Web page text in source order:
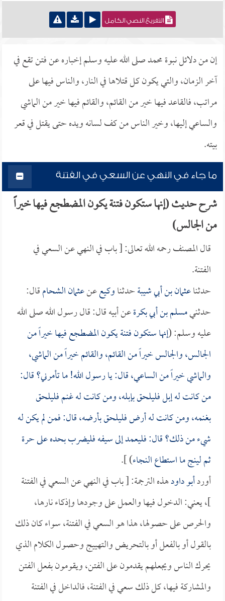
التفريغ النصي الكامل
إن من دلائل نبوة محمد صلى الله عليه وسلم إخباره عن فتن تقع في
آخر الزمان، والتي يكون كل قتلاها في النار، والناس فيها على
مراتب، فالقاعد فيها خير من القائم، والقائم فيها خير من الماشي
والساعي إليها، وخير الناس من كف لسانه ويده حتى يقتل في قعر
بيته.
ما جاء في النهي عن السعي في الفتنة
شرح حديث (إنها ستكون فتنة يكون المضطجع فيها خيراً
من الجالس)
قال المصنف رحمه الله تعالى: [ باب في النهي عن السعي في
الفتنة.
حدثناعثمان بن أبي شيبةحدثناوكيععنعثمان الشحامقال:
حدثنيمسلم بن أبي بكرةعن أبيه قال: قال رسول الله صلى الله
عليه وسلم: (إنها ستكون فتنة يكون المضطجع فيها خيراً من
الجالس، والجالس خيراً من القائم، والقائم خيراً من الماشي،
والماشي خيراً من الساعي، قال: يا رسول الله! ما تأمرني؟ قال:
من كانت له إبل فليلحق بإبله، ومن كانت له غنم فليلحق
بغنمه، ومن كانت له أرض فليلحق بأرضه، قال: فمن لم يكن له
شيء من ذلك؟ قال: فليعمد إلى سيفه فليضرب بحده على حرة
ثم لينج ما استطاع النجاء) ].
أوردأبو داودهذه الترجمة: [ باب في النهي عن السعي في الفتنة
]، يعني: الدخول فيها والعمل على وجودها وإذكاء نارها،
والحرص على حصولها، هذا هو السعي في الفتنة، سواء كان ذلك
بالقول أو بالفعل أو بالتحريض والتهييج وحصول الكلام الذي
يحرك الناس ويجعلهم يقدمون على الفتن، ويقومون بفعل الفتن
والمشاركة فيها، كل ذلك سعي في الفتنة، فالداخل في الفتنة